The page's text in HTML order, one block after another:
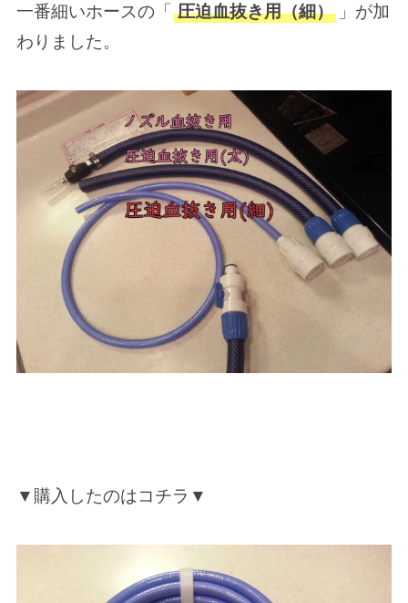
一番細いホースの「 圧迫血抜き用（細） 」が加
わりました。
▼購入したのはコチラ▼